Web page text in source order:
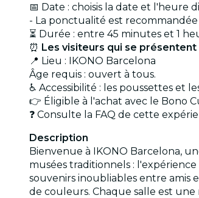
📅 Date : choisis la date et l'heure
- La ponctualité est
⏳ Durée : entre 45 minutes et 1
⏰ Les visiteurs qui se
📍 Lieu : IKONO Barcelona
Âge requis : ouvert à tous.
♿ Accessibilité : les poussettes et
👉 Éligible à l'achat avec le Bono
❓ Consulte la FAQ de cette
Description
Bienvenue à IKONO Barcelona,
musées traditionnels :
souvenirs inoubliables entre amis
de couleurs. Chaque salle est